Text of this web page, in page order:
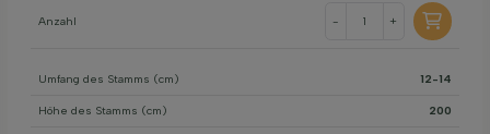
Anzahl - +
Umfang des Stamms (cm) 12-14
Höhe des Stamms (cm) 200